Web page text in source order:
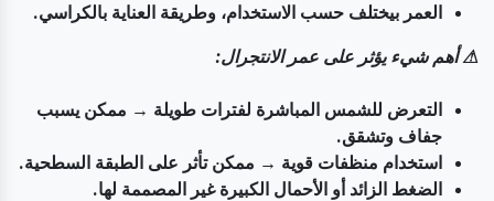
العمر بيختلف حسب الاستخدام، وطريقة العناية بالكراسي.
⚠ أهم شيء يؤثر على عمر الانتجرال:
التعرض للشمس المباشرة لفترات طويلة → ممكن يسبب
جفاف وتشقق.
استخدام منظفات قوية → ممكن تأثر على الطبقة السطحية.
الضغط الزائد أو الأحمال الكبيرة غير المصممة لها.